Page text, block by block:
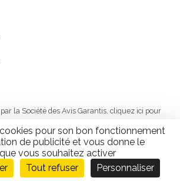
Ajouter au panier
la Société des Avis Garantis, cliquez ici pour
pour son bon fonctionnement
de publicité et vous donne le
vous souhaitez activer
Tout refuser Personnaliser